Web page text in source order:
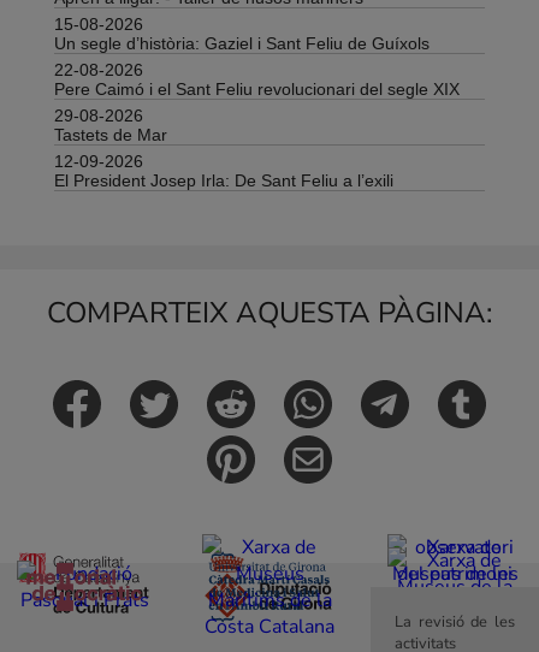
15-08-2026
Un segle d’història: Gaziel i Sant Feliu de Guíxols
22-08-2026
Pere Caimó i el Sant Feliu revolucionari del segle XIX
29-08-2026
Tastets de Mar
12-09-2026
El President Josep Irla: De Sant Feliu a l’exili
COMPARTEIX AQUESTA PÀGINA:
La revisió de les
activitats